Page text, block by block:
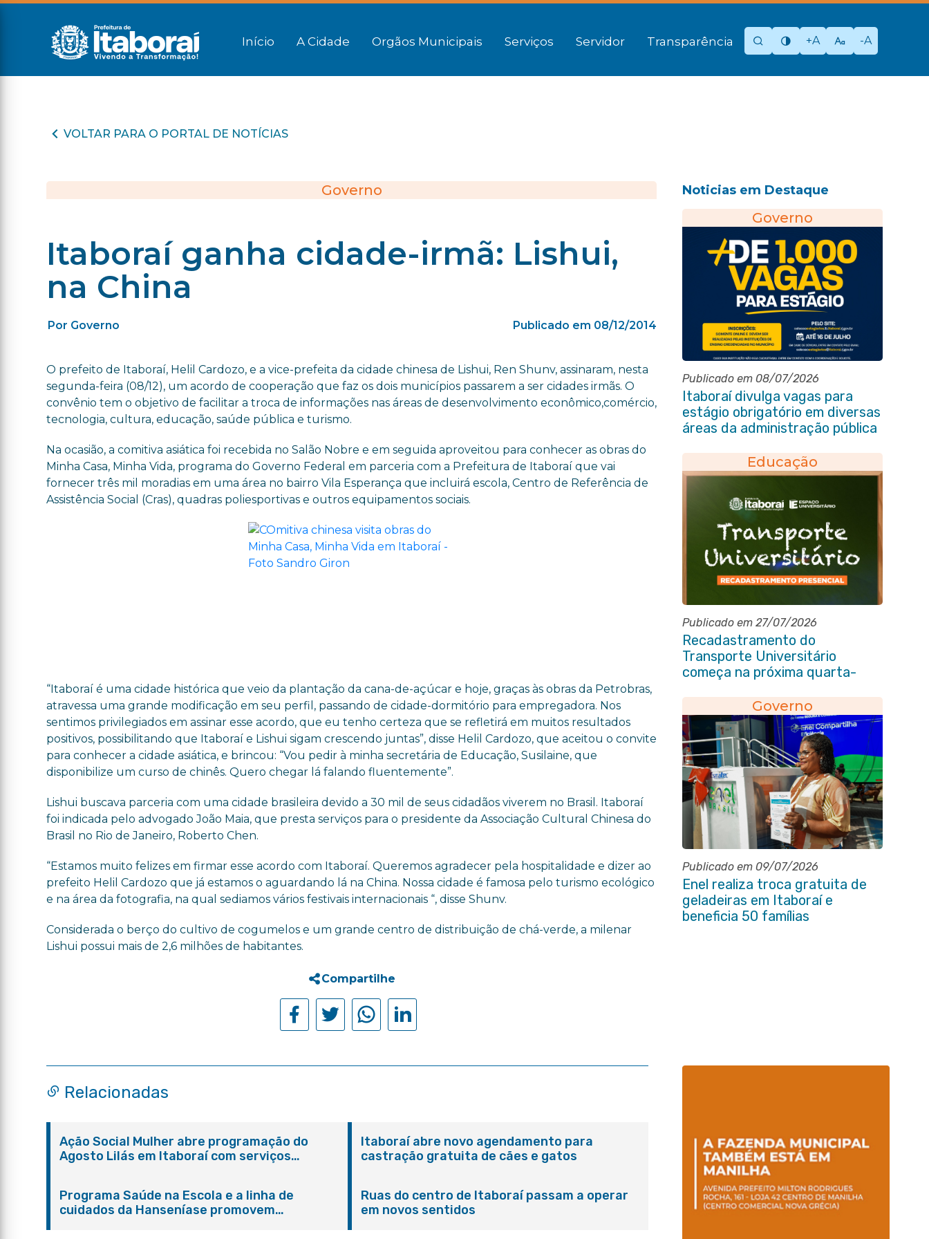
Início A Cidade Orgãos Municipais Serviços Servidor Transparência +A -A
VOLTAR PARA O PORTAL DE NOTÍCIAS
Governo
Itaboraí ganha cidade-irmã: Lishui,
na China
Por Governo Publicado em 08/12/2014
O prefeito de Itaboraí, Helil Cardozo, e a vice-prefeita da cidade chinesa de Lishui, Ren Shunv, assinaram, nesta
segunda-feira (08/12), um acordo de cooperação que faz os dois municípios passarem a ser cidades irmãs. O
convênio tem o objetivo de facilitar a troca de informações nas áreas de desenvolvimento econômico,comércio,
tecnologia, cultura, educação, saúde pública e turismo.
Na ocasião, a comitiva asiática foi recebida no Salão Nobre e em seguida aproveitou para conhecer as obras do
Minha Casa, Minha Vida, programa do Governo Federal em parceria com a Prefeitura de Itaboraí que vai
fornecer três mil moradias em uma área no bairro Vila Esperança que incluirá escola, Centro de Referência de
Assistência Social (Cras), quadras poliesportivas e outros equipamentos sociais.
“Itaboraí é uma cidade histórica que veio da plantação da cana-de-açúcar e hoje, graças às obras da Petrobras,
atravessa uma grande modificação em seu perfil, passando de cidade-dormitório para empregadora. Nos
sentimos privilegiados em assinar esse acordo, que eu tenho certeza que se refletirá em muitos resultados
positivos, possibilitando que Itaboraí e Lishui sigam crescendo juntas”, disse Helil Cardozo, que aceitou o convite
para conhecer a cidade asiática, e brincou: “Vou pedir à minha secretária de Educação, Susilaine, que
disponibilize um curso de chinês. Quero chegar lá falando fluentemente”.
Lishui buscava parceria com uma cidade brasileira devido a 30 mil de seus cidadãos viverem no Brasil. Itaboraí
foi indicada pelo advogado João Maia, que presta serviços para o presidente da Associação Cultural Chinesa do
Brasil no Rio de Janeiro, Roberto Chen.
“Estamos muito felizes em firmar esse acordo com Itaboraí. Queremos agradecer pela hospitalidade e dizer ao
prefeito Helil Cardozo que já estamos o aguardando lá na China. Nossa cidade é famosa pelo turismo ecológico
e na área da fotografia, na qual sediamos vários festivais internacionais “, disse Shunv.
Considerada o berço do cultivo de cogumelos e um grande centro de distribuição de chá-verde, a milenar
Lishui possui mais de 2,6 milhões de habitantes.
Compartilhe
Noticias em Destaque
Governo
Publicado em 08/07/2026
Itaboraí divulga vagas para
estágio obrigatório em diversas
áreas da administração pública
Educação
Publicado em 27/07/2026
Recadastramento do
Transporte Universitário
começa na próxima quarta-
Governo
Publicado em 09/07/2026
Enel realiza troca gratuita de
geladeiras em Itaboraí e
beneficia 50 famílias
Relacionadas
Ação Social Mulher abre programação do
Agosto Lilás em Itaboraí com serviços
Itaboraí abre novo agendamento para
castração gratuita de cães e gatos
Programa Saúde na Escola e a linha de
cuidados da Hanseníase promovem
Ruas do centro de Itaboraí passam a operar
em novos sentidos